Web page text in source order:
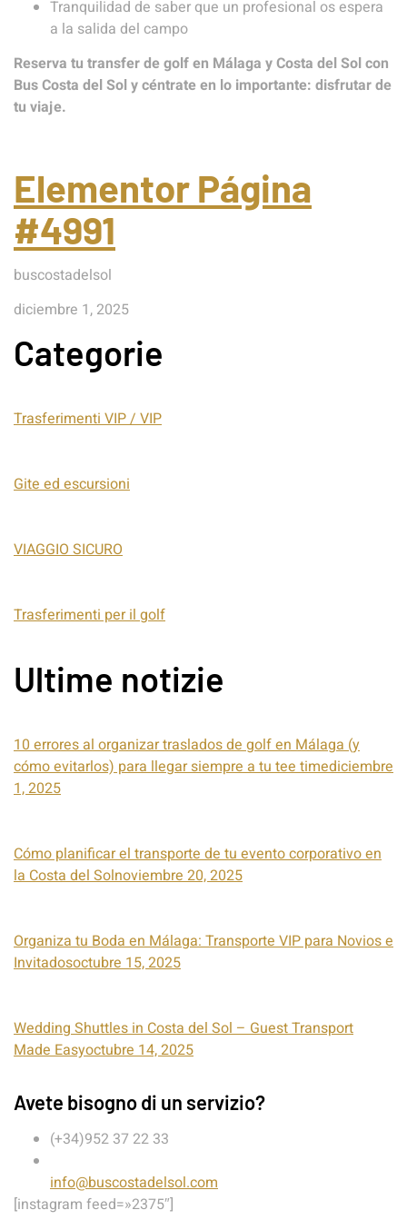
Tranquilidad de saber que un profesional os espera
a la salida del campo
Reserva tu transfer de golf en Málaga y Costa del Sol con
Bus Costa del Sol y céntrate en lo importante: disfrutar de
tu viaje.
Elementor Página
#4991
buscostadelsol
diciembre 1, 2025
Categorie
Trasferimenti VIP / VIP
Gite ed escursioni
VIAGGIO SICURO
Trasferimenti per il golf
Ultime notizie
10 errores al organizar traslados de golf en Málaga (y
cómo evitarlos) para llegar siempre a tu tee timediciembre
1, 2025
Cómo planificar el transporte de tu evento corporativo en
la Costa del Solnoviembre 20, 2025
Organiza tu Boda en Málaga: Transporte VIP para Novios e
Invitadosoctubre 15, 2025
Wedding Shuttles in Costa del Sol – Guest Transport
Made Easyoctubre 14, 2025
Avete bisogno di un servizio?
(+34)952 37 22 33
info@buscostadelsol.com
[instagram feed=»2375″]